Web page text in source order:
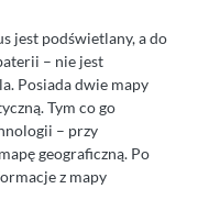
jest podświetlany, a do
– nie jest
Posiada dwie mapy
Tym co go
– przy
geograficzną. Po
z mapy